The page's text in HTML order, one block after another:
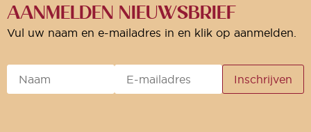
AANMELDEN NIEUWSBRIEF
Vul uw naam en e-mailadres in en klik op aanmelden.